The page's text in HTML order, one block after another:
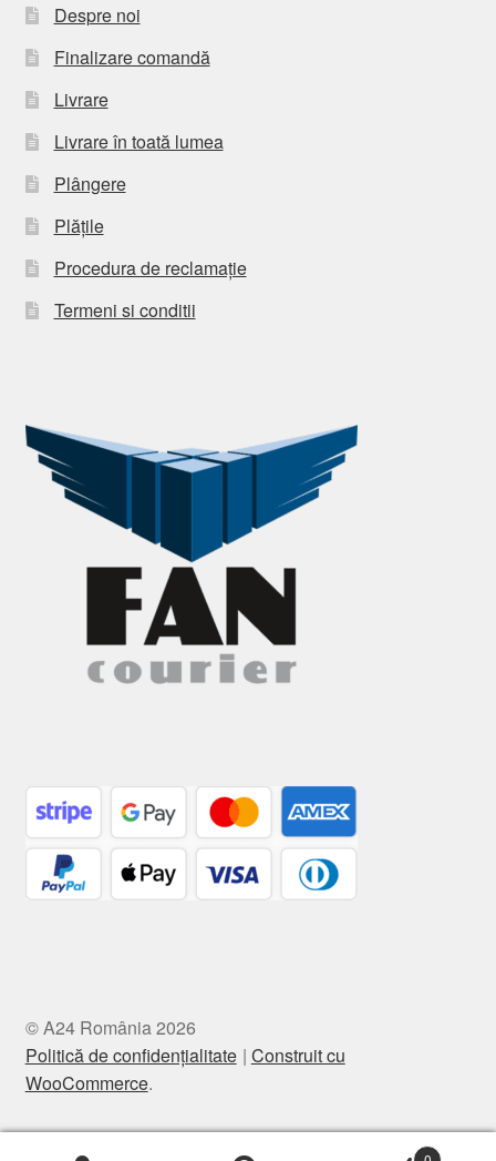
Despre noi
Finalizare comandă
Livrare
Livrare în toată lumea
Plângere
Plățile
Procedura de reclamație
Termeni si conditii
© A24 România 2026
Politică de confidențialitate Construit cu
WooCommerce.